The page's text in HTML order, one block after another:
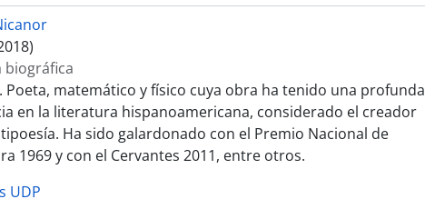
biográfica
Poeta, matemático y físico cuya obra ha tenido una profunda
en la literatura hispanoamericana, considerado el creador
Ha sido galardonado con el Premio Nacional de
1969 y con el Cervantes 2011, entre otros.
UDP